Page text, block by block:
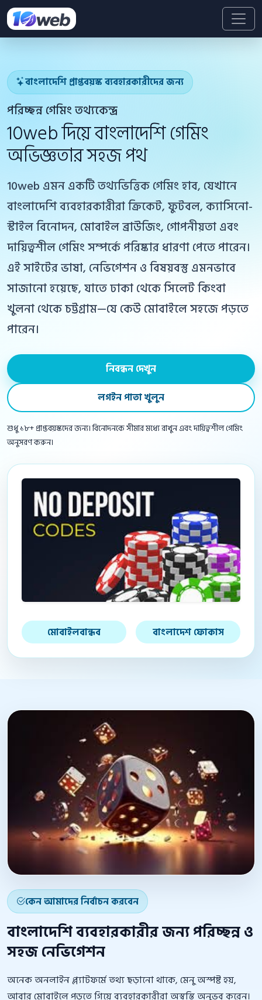
বাংলাদেশি প্রাপ্তবয়স্ক ব্যবহারকারীদের জন্য
পরিচ্ছন্ন গেমিং তথ্যকেন্দ্র
10web দিয়ে বাংলাদেশি গেমিং
অভিজ্ঞতার সহজ পথ
10web এমন একটি তথ্যভিত্তিক গেমিং হাব, যেখানে
বাংলাদেশি ব্যবহারকারীরা ক্রিকেট, ফুটবল, ক্যাসিনো-
স্টাইল বিনোদন, মোবাইল ব্রাউজিং, গোপনীয়তা এবং
দায়িত্বশীল গেমিং সম্পর্কে পরিষ্কার ধারণা পেতে পারেন।
এই সাইটের ভাষা, নেভিগেশন ও বিষয়বস্তু এমনভাবে
সাজানো হয়েছে, যাতে ঢাকা থেকে সিলেট কিংবা
খুলনা থেকে চট্টগ্রাম—যে কেউ মোবাইলে সহজে পড়তে
পারেন।
নিবন্ধন দেখুন
লগইন পাতা খুলুন
শুধু ১৮+ প্রাপ্তবয়স্কদের জন্য। বিনোদনকে সীমার মধ্যে রাখুন এবং দায়িত্বশীল গেমিং
অনুসরণ করুন।
মোবাইলবান্ধব বাংলাদেশ ফোকাস
কেন আমাদের নির্বাচন করবেন
বাংলাদেশি ব্যবহারকারীর জন্য পরিচ্ছন্ন ও
সহজ নেভিগেশন
অনেক অনলাইন প্ল্যাটফর্মে তথ্য ছড়ানো থাকে, মেনু অস্পষ্ট হয়,
আবার মোবাইলে পড়তে গিয়ে ব্যবহারকারীরা অস্বস্তি অনুভব করেন।